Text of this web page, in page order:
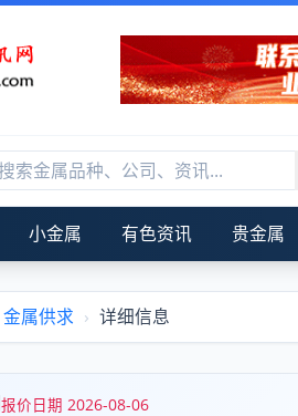
小金属 有色资讯 贵金属
金属供求 › 详细信息
报价日期 2026-08-06